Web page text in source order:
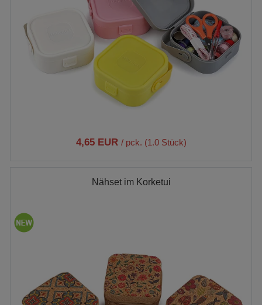
4,65 EUR / pck. (1.0 Stück)
Nähset im Korketui